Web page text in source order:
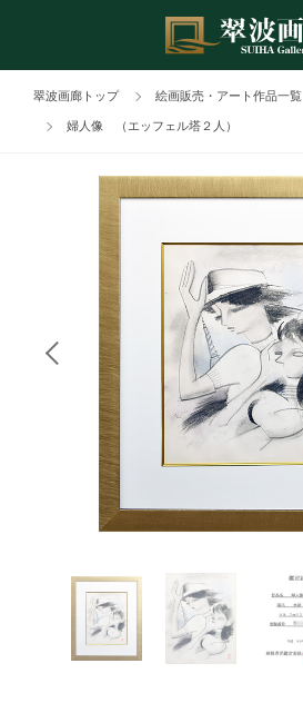
翠波画廊トップ 絵画販売・アート作品一覧
婦人像 （エッフェル塔２人）